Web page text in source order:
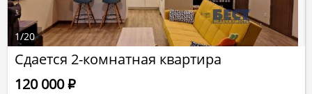
Сдается 2-комнатная квартира
120 000Р
1/20